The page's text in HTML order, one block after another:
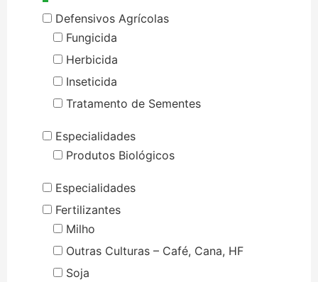
Defensivos Agrícolas
Fungicida
Herbicida
Inseticida
Tratamento de Sementes
Especialidades
Produtos Biológicos
Especialidades
Fertilizantes
Milho
Outras Culturas – Café, Cana, HF
Soja